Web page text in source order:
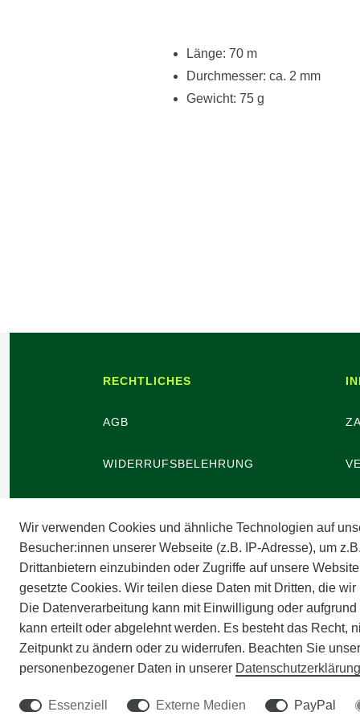
Länge: 70 m
Durchmesser: ca. 2 mm
Gewicht: 75 g
RECHTLICHES
AGB
WIDERRUFSBELEHRUNG
DATENSCHUTZ
BARRIEREFREIHEIT
IMPRESSUM
Wir verwenden Cookies und ähnliche Technologien auf
Besucher:innen unserer Webseite (z.B. IP-Adresse), um
Drittanbietern einzubinden oder Zugriffe auf unsere
gesetzte Cookies. Wir teilen diese Daten mit Dritten, die
Die Datenverarbeitung kann mit Einwilligung oder
kann erteilt oder abgelehnt werden. Es besteht das
Zeitpunkt zu ändern oder zu widerrufen. Beachten Sie
personenbezogener Daten in unserer Daten­schutz­erklärung
Essenziell Externe Medien PayPal